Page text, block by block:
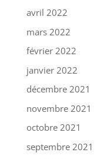
avril 2022
mars 2022
février 2022
janvier 2022
décembre 2021
novembre 2021
octobre 2021
septembre 2021